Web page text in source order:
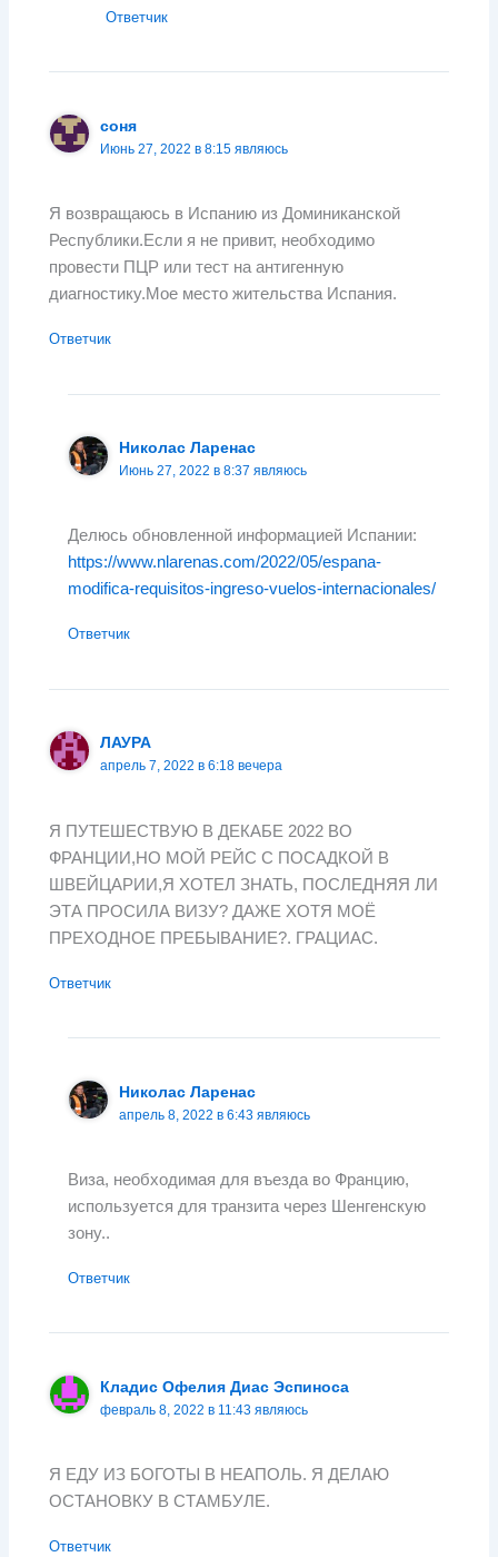
Ответчик
соня
Июнь 27, 2022 в 8:15 являюсь
Я возвращаюсь в Испанию из Доминиканской
Республики.Если я не привит, необходимо
провести ПЦР или тест на антигенную
диагностику.Мое место жительства Испания.
Ответчик
Николас Ларенас
Июнь 27, 2022 в 8:37 являюсь
Делюсь обновленной информацией Испании:
https://www.nlarenas.com/2022/05/espana-
modifica-requisitos-ingreso-vuelos-internacionales/
Ответчик
ЛАУРА
апрель 7, 2022 в 6:18 вечера
Я ПУТЕШЕСТВУЮ В ДЕКАБЕ 2022 ВО
ФРАНЦИИ,НО МОЙ РЕЙС С ПОСАДКОЙ В
ШВЕЙЦАРИИ,Я ХОТЕЛ ЗНАТЬ, ПОСЛЕДНЯЯ ЛИ
ЭТА ПРОСИЛА ВИЗУ? ДАЖЕ ХОТЯ МОЁ
ПРЕХОДНОЕ ПРЕБЫВАНИЕ?. ГРАЦИАС.
Ответчик
Николас Ларенас
апрель 8, 2022 в 6:43 являюсь
Виза, необходимая для въезда во Францию,
используется для транзита через Шенгенскую
зону..
Ответчик
Кладис Офелия Диас Эспиноса
февраль 8, 2022 в 11:43 являюсь
Я ЕДУ ИЗ БОГОТЫ В НЕАПОЛЬ. Я ДЕЛАЮ
ОСТАНОВКУ В СТАМБУЛЕ.
Ответчик